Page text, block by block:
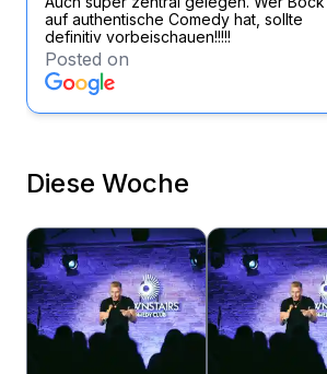
auf authentische Comedy hat, sollte
definitiv vorbeischauen!!!!!
Posted on
Diese Woche